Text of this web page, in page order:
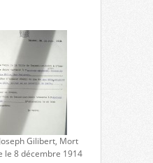
Gilibert, Mort
le 8 décembre 1914